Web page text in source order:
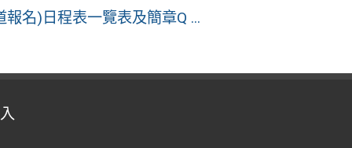
名)日程表一覽表及簡章Q ...